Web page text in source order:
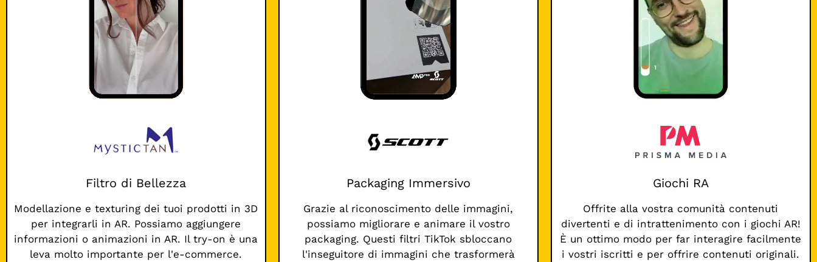
Filtro di Bellezza
Modellazione e texturing dei tuoi prodotti in 3D
per integrarli in AR. Possiamo aggiungere
informazioni o animazioni in AR. Il try-on è una
leva molto importante per l'e-commerce.
Packaging Immersivo
Grazie al riconoscimento delle immagini,
possiamo migliorare e animare il vostro
packaging. Questi filtri TikTok sbloccano
l'inseguitore di immagini che trasformerà
Giochi RA
Offrite alla vostra comunità contenuti
divertenti e di intrattenimento con i giochi AR!
È un ottimo modo per far interagire facilmente
i vostri iscritti e per offrire contenuti originali.